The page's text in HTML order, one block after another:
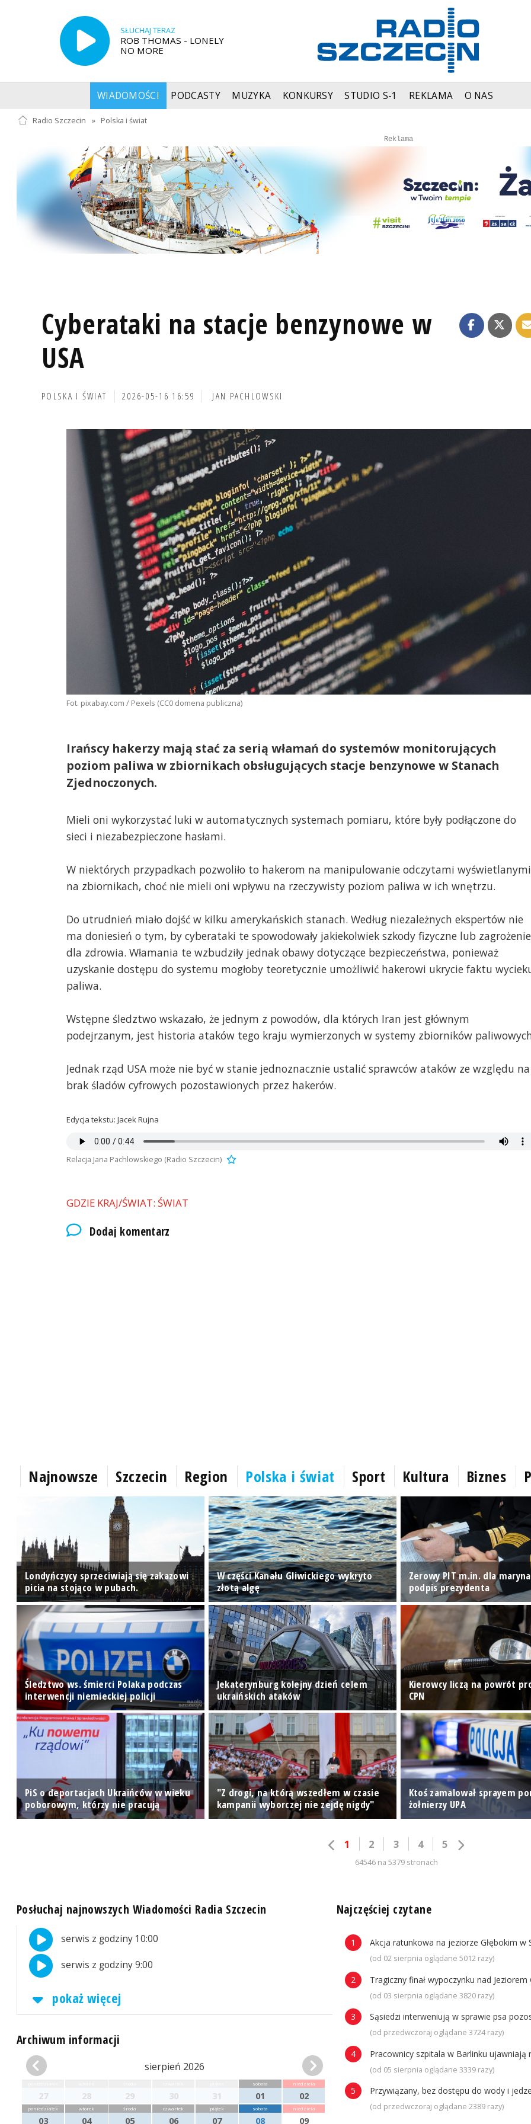
SŁUCHAJ TERAZ
ROB THOMAS - LONELY
NO MORE
WIADOMOŚCI PODCASTY MUZYKA KONKURSY STUDIO S-1 REKLAMA O NAS
Radio Szczecin » Polska i świat
Reklama
Autopromocja
Autopromocja
Cyberataki na stacje benzynowe w
USA
POLSKA I ŚWIAT 2026-05-16 16:59 JAN PACHLOWSKI
Fot. pixabay.com / Pexels (CC0 domena publiczna)
Irańscy hakerzy mają stać za serią włamań do systemów monitorujących
poziom paliwa w zbiornikach obsługujących stacje benzynowe w Stanach
Zjednoczonych.
Mieli oni wykorzystać luki w automatycznych systemach pomiaru, które były podłączone do
sieci i niezabezpieczone hasłami.
W niektórych przypadkach pozwoliło to hakerom na manipulowanie odczytami wyświetlanymi
na zbiornikach, choć nie mieli oni wpływu na rzeczywisty poziom paliwa w ich wnętrzu.
Do utrudnień miało dojść w kilku amerykańskich stanach. Według niezależnych ekspertów nie
ma doniesień o tym, by cyberataki te spowodowały jakiekolwiek szkody fizyczne lub zagrożenie
dla zdrowia. Włamania te wzbudziły jednak obawy dotyczące bezpieczeństwa, ponieważ
uzyskanie dostępu do systemu mogłoby teoretycznie umożliwić hakerowi ukrycie faktu
paliwa.
Wstępne śledztwo wskazało, że jednym z powodów, dla których Iran jest głównym
podejrzanym, jest historia ataków tego kraju wymierzonych w systemy zbiorników
Jednak rząd USA może nie być w stanie jednoznacznie ustalić sprawców ataków ze względu na
brak śladów cyfrowych pozostawionych przez hakerów.
Edycja tekstu: Jacek Rujna
Relacja Jana Pachlowskiego (Radio Szczecin)
GDZIE KRAJ/ŚWIAT: ŚWIAT
Dodaj komentarz
Najnowsze Szczecin Region Polska i świat Sport Kultura Biznes
Londyńczycy sprzeciwiają się zakazowi
picia na stojąco w pubach.
W części Kanału Gliwickiego wykryto
złotą algę
Zerowy PIT m.in. dla
podpis prezydenta
Śledztwo ws. śmierci Polaka podczas
interwencji niemieckiej policji
Jekaterynburg kolejny dzień celem
ukraińskich ataków
Kierowcy liczą na powrót
CPN
PiS o deportacjach Ukraińców w wieku
poborowym, którzy nie pracują
"Z drogi, na którą wszedłem w czasie
kampanii wyborczej nie zejdę nigdy"
Ktoś zamalował sprayem
żołnierzy UPA
1 2 3 4 5
64546 na 5379 stronach
Posłuchaj najnowszych Wiadomości Radia Szczecin
serwis z godziny 10:00
serwis z godziny 9:00
pokaż więcej
Archiwum informacji
sierpień 2026
27 28 29 30 31
sobota
01
niedziela
02
poniedziałek
03
wtorek
04
środa
05
czwartek
06
piątek
07
sobota
08
niedziela
09
Najczęściej czytane
Akcja ratunkowa na jeziorze Głębokim w
(od 02 sierpnia oglądane 5012 razy)
Tragiczny finał wypoczynku nad Jeziorem
(od 03 sierpnia oglądane 3820 razy)
Sąsiedzi interweniują w sprawie psa
(od przedwczoraj oglądane 3724 razy)
Pracownicy szpitala w Barlinku
(od 05 sierpnia oglądane 3339 razy)
Przywiązany, bez dostępu do wody i
(od przedwczoraj oglądane 2389 razy)